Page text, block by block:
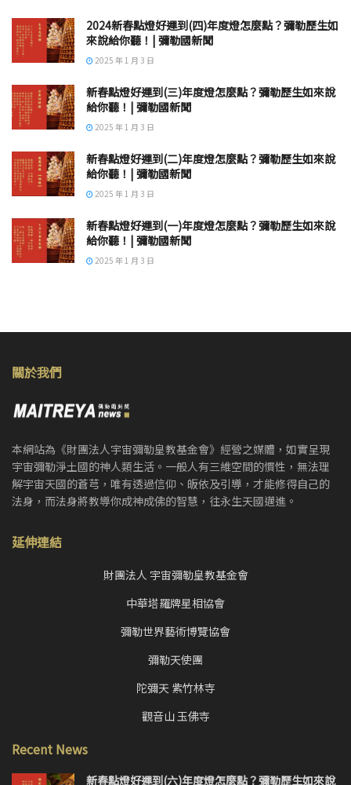
2024新春點燈好運到(四)年度燈怎麼點？彌勒歷生如
來說給你聽！| 彌勒國新聞
2025 年 1 月 3 日
新春點燈好運到(三)年度燈怎麼點？彌勒歷生如來說
給你聽！| 彌勒國新聞
2025 年 1 月 3 日
新春點燈好運到(二)年度燈怎麼點？彌勒歷生如來說
給你聽！| 彌勒國新聞
2025 年 1 月 3 日
新春點燈好運到(一)年度燈怎麼點？彌勒歷生如來說
給你聽！| 彌勒國新聞
2025 年 1 月 3 日
關於我們
本網站為《財團法人宇宙彌勒皇教基金會》經營之媒體，如實呈現
宇宙彌勒淨土國的神人類生活。一般人有三維空間的慣性，無法理
解宇宙天國的蒼芎，唯有透過信仰、皈依及引導，才能修得自己的
法身，而法身將教導你成神成佛的智慧，往永生天國邁進。
延伸連結
財團法人 宇宙彌勒皇教基金會
中華塔羅牌星相協會
彌勒世界藝術博覽協會
彌勒天使團
陀彌天 紫竹林寺
觀音山 玉佛寺
Recent News
新春點燈好運到(六)年度燈怎麼點？彌勒歷生如來說